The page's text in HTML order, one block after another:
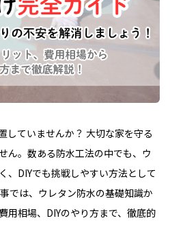
していませんか？ 大切な家を守る
ん。数ある防水工法の中でも、ウ
、DIYでも挑戦しやすい方法として
では、ウレタン防水の基礎知識か
用相場、DIYのやり方まで、徹底的